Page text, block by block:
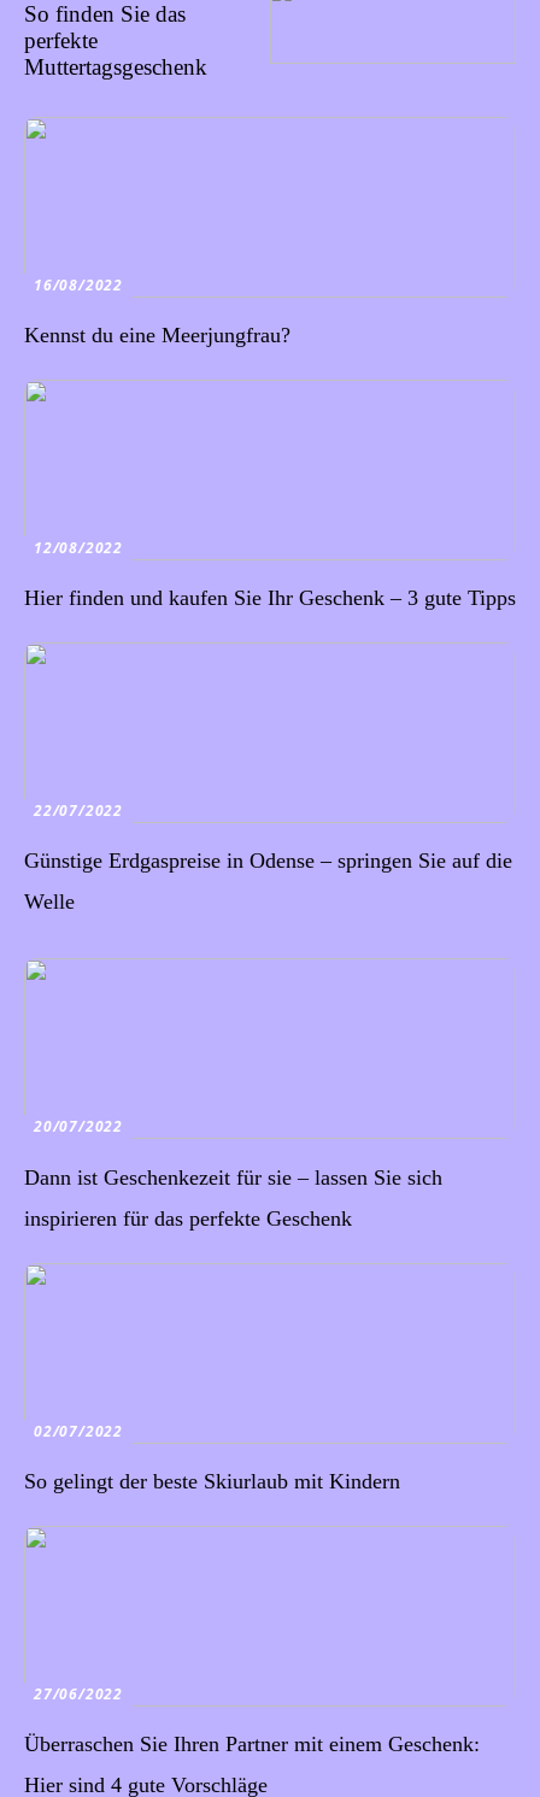
So finden Sie das
perfekte
Muttertagsgeschenk
16/08/2022
Kennst du eine Meerjungfrau?
12/08/2022
Hier finden und kaufen Sie Ihr Geschenk – 3 gute Tipps
22/07/2022
Günstige Erdgaspreise in Odense – springen Sie auf die
Welle
20/07/2022
Dann ist Geschenkezeit für sie – lassen Sie sich
inspirieren für das perfekte Geschenk
02/07/2022
So gelingt der beste Skiurlaub mit Kindern
27/06/2022
Überraschen Sie Ihren Partner mit einem Geschenk:
Hier sind 4 gute Vorschläge